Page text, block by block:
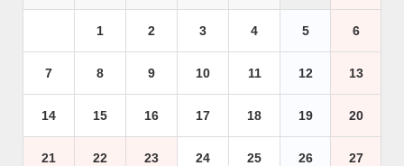
1 2 3 4 5 6
7 8 9 10 11 12 13
14 15 16 17 18 19 20
21 22 23 24 25 26 27